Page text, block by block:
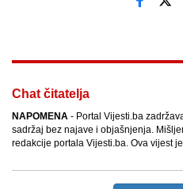
Facebook
Chat čitatelja
NAPOMENA - Portal Vijesti.ba
sadržaj bez najave i objašnjenja.
redakcije portala Vijesti.ba. Ova vijest